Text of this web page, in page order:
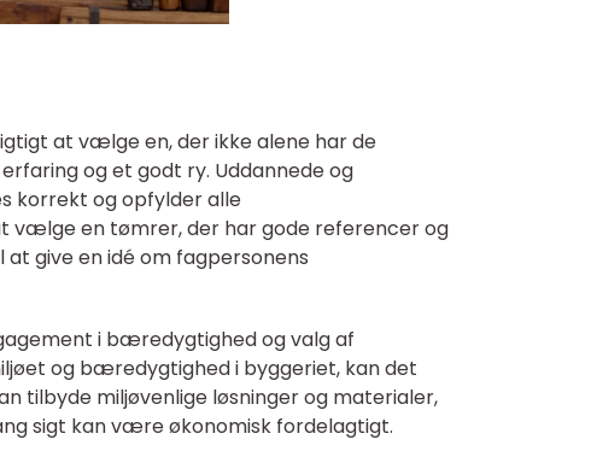
at vælge en, der ikke alene har de
og et godt ry. Uddannede og
korrekt og opfylder alle
vælge en tømrer, der har gode referencer og
give en idé om fagpersonens
i bæredygtighed og valg af
og bæredygtighed i byggeriet, kan det
miljøvenlige løsninger og materialer,
sigt kan være økonomisk fordelagtigt.